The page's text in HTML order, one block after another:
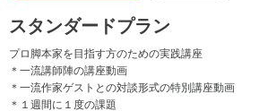
スタンダードプラン
プロ脚本家を目指す方のための実践講座
＊一流講師陣の講座動画
＊一流作家ゲストとの対談形式の特別講座動画
＊１週間に１度の課題